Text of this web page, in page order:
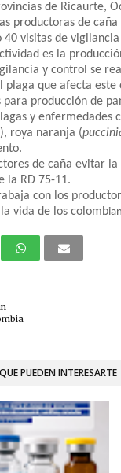
de Ricaurte,
productoras de
40 visitas de
es la
y control se
plaga que afecta
producción de
y enfermedades
), roya naranja (
de caña evitar
la RD 75-11.
con los
vida de los colomb
PUEDEN INTERESARTE